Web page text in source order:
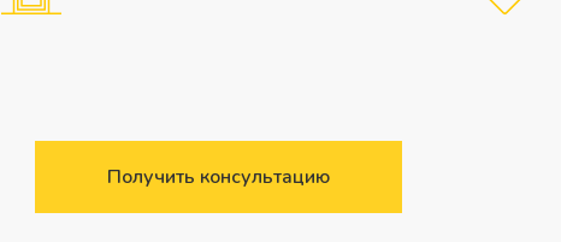
Получить консультацию